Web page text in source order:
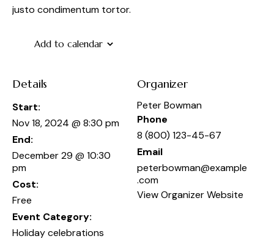
justo condimentum tortor.
Add to calendar
Details
Start:
Nov 18, 2024 @ 8:30 pm
End:
December 29 @ 10:30
pm
Cost:
Free
Event Category:
Holiday celebrations
Organizer
Peter Bowman
Phone
8 (800) 123-45-67
Email
peterbowman@example
.com
View Organizer Website